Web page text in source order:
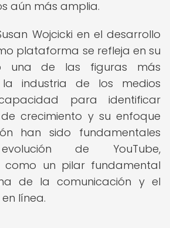
aún más amplia.
Wojcicki en el desarrollo
plataforma se refleja en su
una de las figuras más
la industria de los medios
para identificar
crecimiento y su enfoque
han sido fundamentales
de YouTube,
como un pilar fundamental
de la comunicación y el
línea.